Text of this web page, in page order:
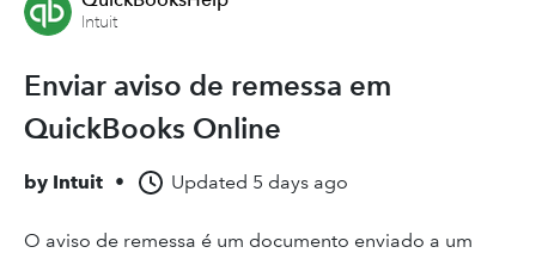
Intuit
Enviar aviso de remessa em
QuickBooks Online
by Intuit • Updated 5 days ago
O aviso de remessa é um documento enviado a um